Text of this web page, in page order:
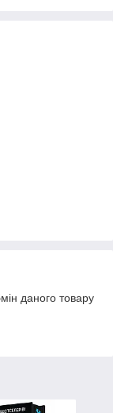
даного товару